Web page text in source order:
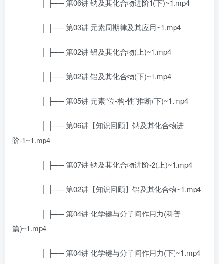
│ ├── 第06讲 钠及其化合物进阶1(下)~1.mp4
│ ├── 第03讲 元素周期律及其应用~1.mp4
│ ├── 第02讲 铝及其化合物(上)~1.mp4
│ ├── 第02讲 铝及其化合物(下)~1.mp4
│ ├── 第05讲 元素“位-构-性”推断(下)~1.mp4
│ ├── 第06讲【知识回顾】钠及其化合物进
阶-1~1.mp4
│ ├── 第07讲 钠及其化合物进阶-2(上)~1.mp4
│ ├── 第02讲【知识回顾】铝及其化合物~1.mp4
│ ├── 第04讲 化学键与分子间作用力(科普
篇)~1.mp4
│ ├── 第04讲 化学键与分子间作用力(下)~1.mp4